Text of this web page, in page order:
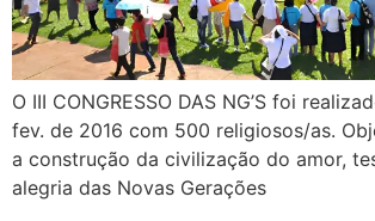
O III CONGRESSO DAS NG’S foi
fev. de 2016 com 500 religiosos/as.
a construção da civilização do amor,
alegria das Novas Gerações